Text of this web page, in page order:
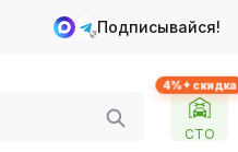
Подписывайся!
4%+ скидка
СТО